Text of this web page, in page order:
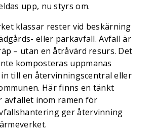
upp, nu styrs om.
klassar rester vid beskärning
eller parkavfall. Avfall är
– utan en åtråvärd resurs. Det
komposteras uppmanas
till en återvinningscentral eller
Här finns en tänkt
avfallet inom ramen för
ger återvinning